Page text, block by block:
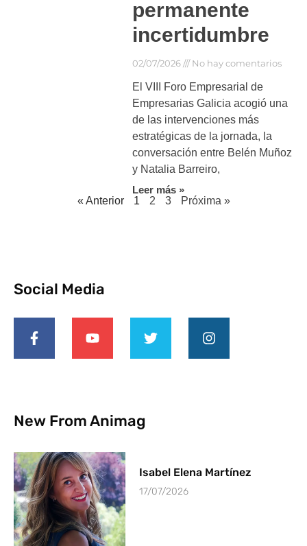
permanente
incertidumbre
02/07/2026 No hay comentarios
El VIII Foro Empresarial de
Empresarias Galicia acogió una
de las intervenciones más
estratégicas de la jornada, la
conversación entre Belén Muñoz
y Natalia Barreiro,
Leer más »
« Anterior
1 2 3 Próxima »
Social Media
New From Animag
Isabel Elena Martínez
17/07/2026